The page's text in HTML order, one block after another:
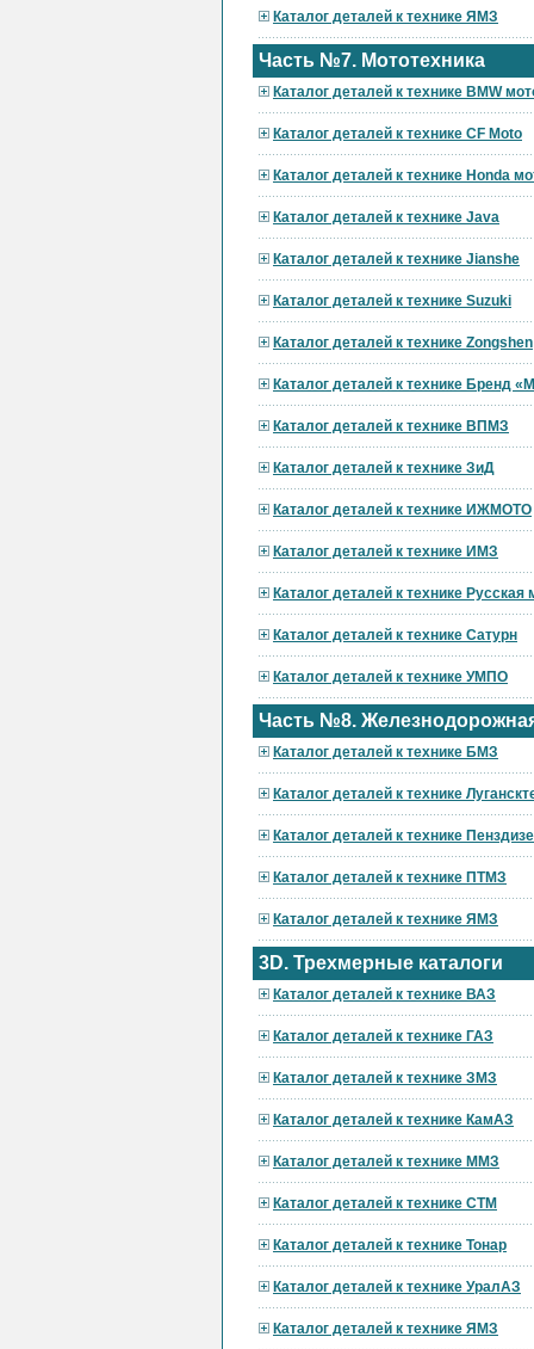
Каталог деталей к технике ЯМЗ
Часть №7. Мототехника
Каталог деталей к технике BMW
Каталог деталей к технике CF Moto
Каталог деталей к технике Honda
Каталог деталей к технике Java
Каталог деталей к технике Jianshe
Каталог деталей к технике Suzuki
Каталог деталей к технике Zongshen
Каталог деталей к технике Бренд
Каталог деталей к технике ВПМЗ
Каталог деталей к технике ЗиД
Каталог деталей к технике ИЖМОТО
Каталог деталей к технике ИМЗ
Каталог деталей к технике Русская
Каталог деталей к технике Сатурн
Каталог деталей к технике УМПО
Часть №8.
Каталог деталей к технике БМЗ
Каталог деталей к технике
Каталог деталей к технике
Каталог деталей к технике ПТМЗ
Каталог деталей к технике ЯМЗ
3D. Трехмерные каталоги
Каталог деталей к технике ВАЗ
Каталог деталей к технике ГАЗ
Каталог деталей к технике ЗМЗ
Каталог деталей к технике КамАЗ
Каталог деталей к технике ММЗ
Каталог деталей к технике СТМ
Каталог деталей к технике Тонар
Каталог деталей к технике УралАЗ
Каталог деталей к технике ЯМЗ